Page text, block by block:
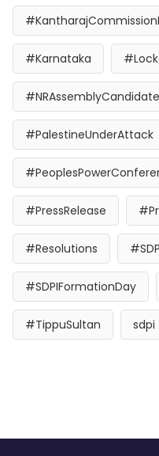
#Karnataka
#NRAssemblyCandidate
#PalestineUnderAttack
#PressRelease
#Resolutions
#SDPIFormationDay
#TippuSultan sdpi